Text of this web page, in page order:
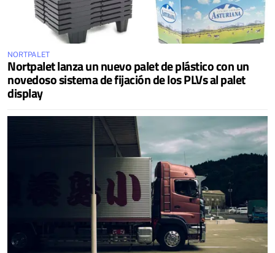
NORTPALET
Nortpalet lanza un nuevo palet de plástico con un
novedoso sistema de fijación de los PLVs al palet
display